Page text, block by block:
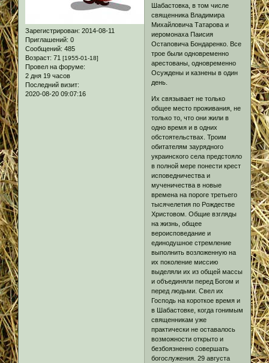
Зарегистрирован: 2014-08-11
Приглашений: 0
Сообщений: 485
Возраст: 71 [1955-01-18]
Провел на форуме:
2 дня 19 часов
Последний визит:
2020-08-20 09:07:16
Шабастовка, в том числе
священника Владимира
Михайловича Татарова и
иеромонаха Паисия
Остаповича Бондаренко. Все
трое были одновременно
арестованы, одновременно
Осуждены и казнены в один
день.
Их связывает не только
общее место проживания, не
только то, что они жили в
одно время и в одних
обстоятельствах. Троим
обитателям заурядного
украинского села предстояло
в полной мере понести крест
исповедничества и
мученичества в новые
времена на пороге третьего
тысячелетия по Рождестве
Христовом. Общие взгляды
на жизнь, общее
вероисповедание и
единодушное стремление
выполнить возложенную на
их поколение миссию
выделяли их из общей массы
и объединяли перед Богом и
перед людьми. Свел их
Господь на короткое время и
в Шабастовке, когда гонимым
священникам уже
практически не оставалось
возможности открыто и
безбоязненно совершать
богослужения. 29 августа